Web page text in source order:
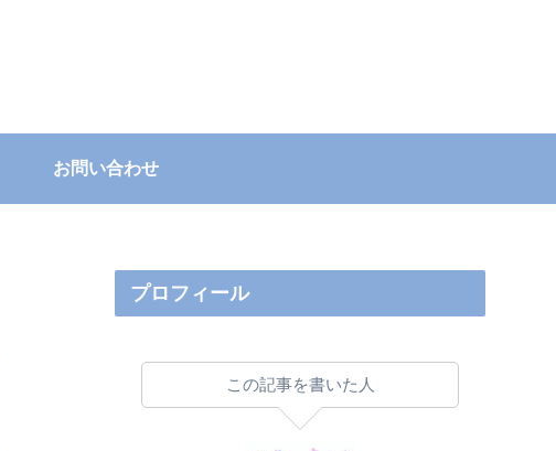
お問い合わせ
プロフィール
この記事を書いた人